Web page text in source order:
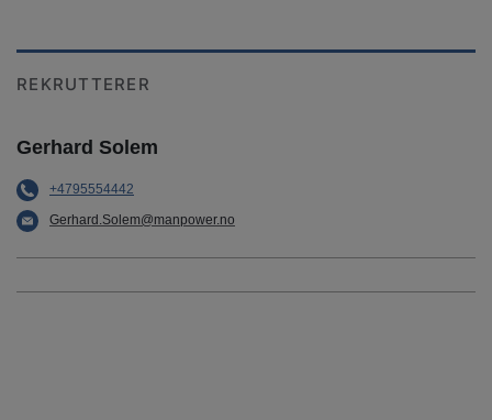
REKRUTTERER
Gerhard Solem
+4795554442
Gerhard.Solem@manpower.no